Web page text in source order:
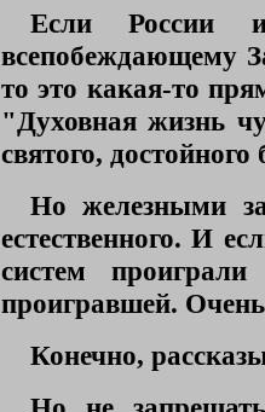
Если России и
всепобеждающему
то это какая-то
"Духовная жизнь
святого,
Но железными
естественного. И
систем
проигравшей.
Конечно,